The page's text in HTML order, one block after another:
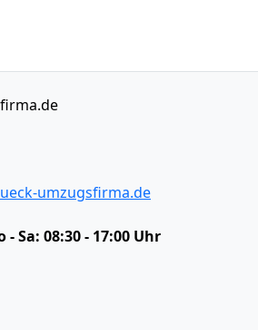
umzugsfirma.de
- Sa: 08:30 - 17:00 Uhr